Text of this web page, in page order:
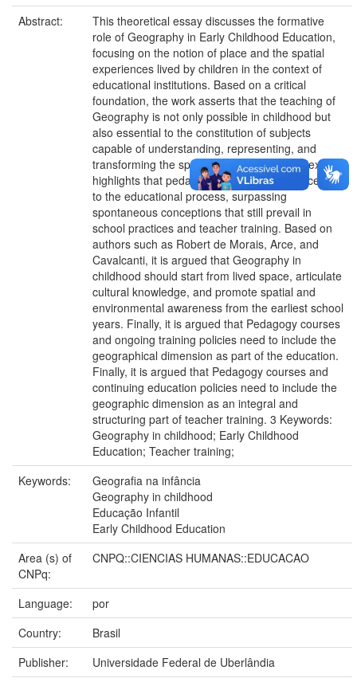
Abstract:
This theoretical essay discusses the formative
role of Geography in Early Childhood Education,
focusing on the notion of place and the spatial
experiences lived by children in the context of
educational institutions. Based on a critical
foundation, the work asserts that the teaching of
Geography is not only possible in childhood but
also essential to the constitution of subjects
capable of understanding, representing, and
transforming the spaces they inhabit. The text
highlights that pedagogical intentionality is central
to the educational process, surpassing
spontaneous conceptions that still prevail in
school practices and teacher training. Based on
authors such as Robert de Morais, Arce, and
Cavalcanti, it is argued that Geography in
childhood should start from lived space, articulate
cultural knowledge, and promote spatial and
environmental awareness from the earliest school
years. Finally, it is argued that Pedagogy courses
and ongoing training policies need to include the
geographical dimension as part of the education.
Finally, it is argued that Pedagogy courses and
continuing education policies need to include the
geographic dimension as an integral and
structuring part of teacher training. 3 Keywords:
Geography in childhood; Early Childhood
Education; Teacher training;
Keywords:
Geografia na infância
Geography in childhood
Educação Infantil
Early Childhood Education
Area (s) of
CNPq:
CNPQ::CIENCIAS HUMANAS::EDUCACAO
Language:
por
Country:
Brasil
Publisher:
Universidade Federal de Uberlândia